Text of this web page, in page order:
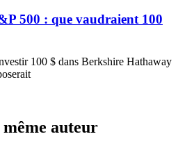
500 : que vaudraient 100
100 $ dans Berkshire Hathaway
auteur